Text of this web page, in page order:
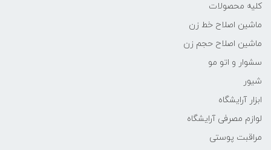
کلیه محصولات
ماشین اصلاح خط زن
ماشین اصلاح حجم زن
سشوار و اتو مو
شیور
ابزار آرایشگاه
لوازم مصرفی آرایشگاه
مراقبت پوستی